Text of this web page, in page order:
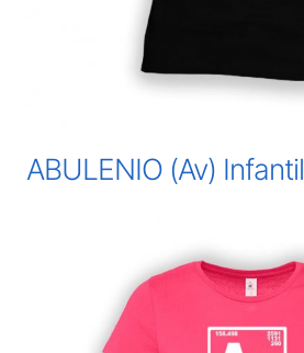
ABULENIO (Av) Infantil